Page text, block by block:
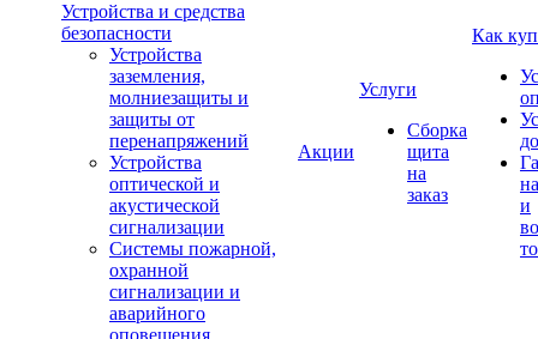
Устройства и средства
безопасности
Устройства
заземления,
молниезащиты и
защиты от
перенапряжений
Устройства
оптической и
акустической
сигнализации
Системы пожарной,
охранной
сигнализации и
аварийного
оповещения
Акции
Услуги
Сборка
щита
на
заказ
Как
и